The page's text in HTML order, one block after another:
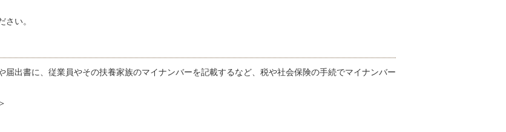
い。
出書に、従業員やその扶養家族のマイナンバーを記載するなど、税や社会保険の手続でマイナンバー